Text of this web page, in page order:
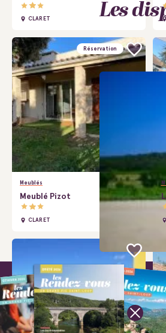
CLARET
Meublés
Meublé Pizot
CLARET
Réservation
Les